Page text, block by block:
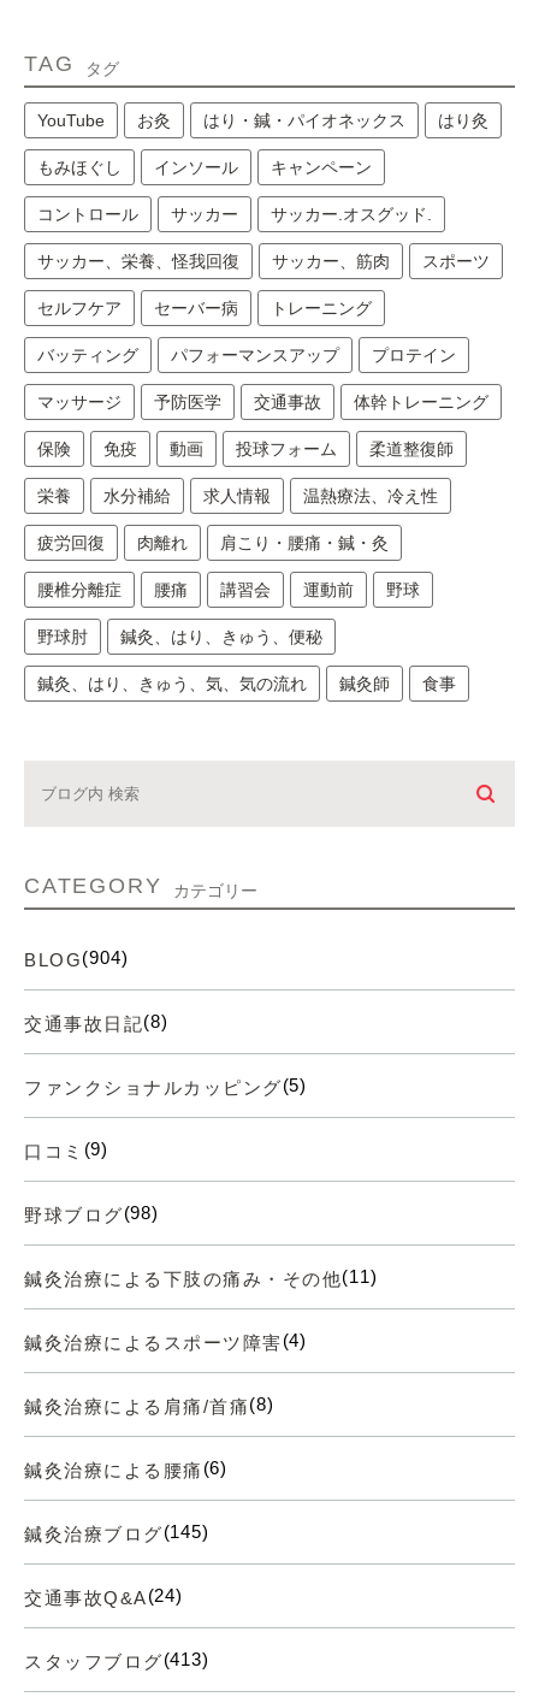
TAG タグ
YouTube お灸 はり・鍼・パイオネックス はり灸
もみほぐし インソール キャンペーン
コントロール サッカー サッカー.オスグッド.
サッカー、栄養、怪我回復 サッカー、筋肉 スポーツ
セルフケア セーバー病 トレーニング
バッティング パフォーマンスアップ プロテイン
マッサージ 予防医学 交通事故 体幹トレーニング
保険 免疫 動画 投球フォーム 柔道整復師
栄養 水分補給 求人情報 温熱療法、冷え性
疲労回復 肉離れ 肩こり・腰痛・鍼・灸
腰椎分離症 腰痛 講習会 運動前 野球
野球肘 鍼灸、はり、きゅう、便秘
鍼灸、はり、きゅう、気、気の流れ 鍼灸師 食事
CATEGORY カテゴリー
BLOG(904)
交通事故日記(8)
ファンクショナルカッピング(5)
口コミ (9)
野球ブログ(98)
鍼灸治療による下肢の痛み・その他(11)
鍼灸治療によるスポーツ障害(4)
鍼灸治療による肩痛/首痛(8)
鍼灸治療による腰痛 (6)
鍼灸治療ブログ(145)
交通事故Q&A(24)
スタッフブログ(413)